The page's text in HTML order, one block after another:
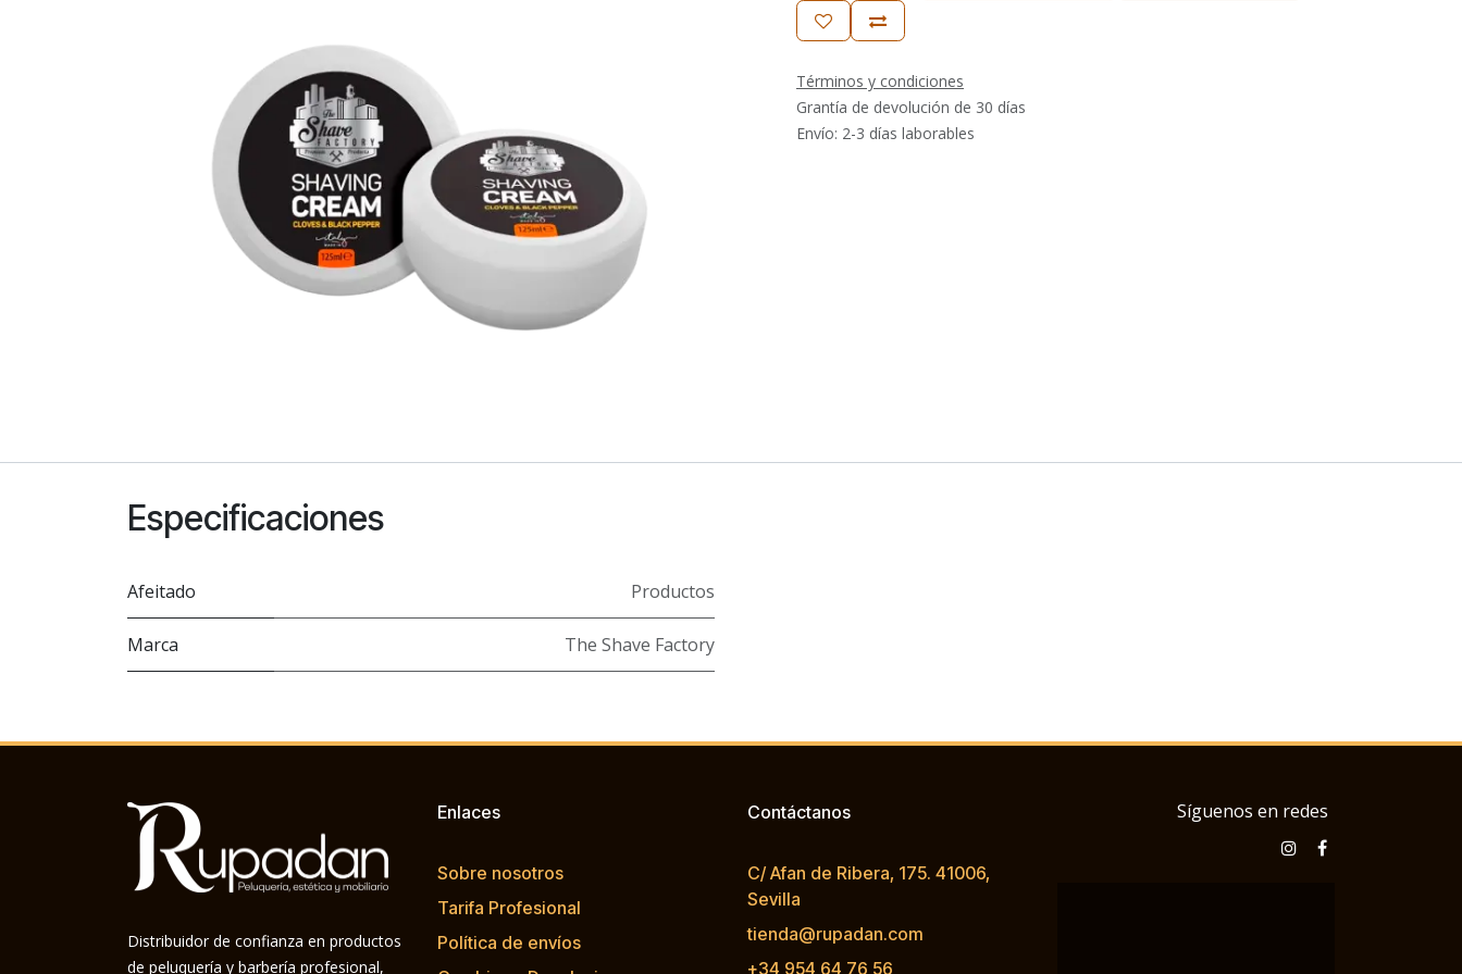
Términos y condiciones
Grantía de devolución de 30 días
Envío: 2-3 días laborables
Especificaciones
Afeitado Productos
Marca The Shave Factory
Distribuidor de confianza en productos
de peluquería y barbería profesional,
Enlaces
Sobre nosotros
Tarifa Profesional
Política de envíos
Contáctanos
C/ Afan de Ribera, 175. 41006,
Sevilla
tienda@rupadan.com
+34 954 64 76 56
Síguenos en redes